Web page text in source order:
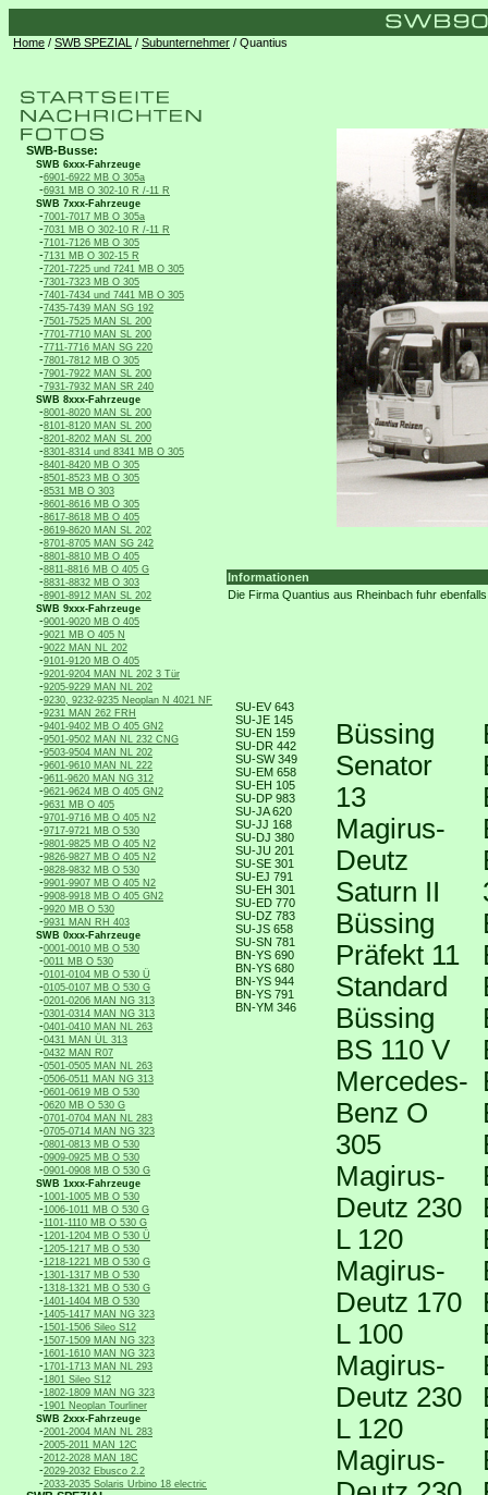
Home / SWB SPEZIAL / Subunternehmer / Quantius
SWB-Busse:
SWB 6xxx-Fahrzeuge
-6901-6922 MB O 305a
-6931 MB O 302-10 R /-11 R
SWB 7xxx-Fahrzeuge
-7001-7017 MB O 305a
-7031 MB O 302-10 R /-11 R
-7101-7126 MB O 305
-7131 MB O 302-15 R
-7201-7225 und 7241 MB O 305
-7301-7323 MB O 305
-7401-7434 und 7441 MB O 305
-7435-7439 MAN SG 192
-7501-7525 MAN SL 200
-7701-7710 MAN SL 200
-7711-7716 MAN SG 220
-7801-7812 MB O 305
-7901-7922 MAN SL 200
-7931-7932 MAN SR 240
SWB 8xxx-Fahrzeuge
-8001-8020 MAN SL 200
-8101-8120 MAN SL 200
-8201-8202 MAN SL 200
-8301-8314 und 8341 MB O 305
-8401-8420 MB O 305
-8501-8523 MB O 305
-8531 MB O 303
-8601-8616 MB O 305
-8617-8618 MB O 405
-8619-8620 MAN SL 202
-8701-8705 MAN SG 242
-8801-8810 MB O 405
-8811-8816 MB O 405 G
-8831-8832 MB O 303
-8901-8912 MAN SL 202
SWB 9xxx-Fahrzeuge
-9001-9020 MB O 405
-9021 MB O 405 N
-9022 MAN NL 202
-9101-9120 MB O 405
-9201-9204 MAN NL 202 3 Tür
-9205-9229 MAN NL 202
-9230, 9232-9235 Neoplan N 4021 NF
-9231 MAN 262 FRH
-9401-9402 MB O 405 GN2
-9501-9502 MAN NL 232 CNG
-9503-9504 MAN NL 202
-9601-9610 MAN NL 222
-9611-9620 MAN NG 312
-9621-9624 MB O 405 GN2
-9631 MB O 405
-9701-9716 MB O 405 N2
-9717-9721 MB O 530
-9801-9825 MB O 405 N2
-9826-9827 MB O 405 N2
-9828-9832 MB O 530
-9901-9907 MB O 405 N2
-9908-9918 MB O 405 GN2
-9920 MB O 530
-9931 MAN RH 403
SWB 0xxx-Fahrzeuge
-0001-0010 MB O 530
-0011 MB O 530
-0101-0104 MB O 530 Ü
-0105-0107 MB O 530 G
-0201-0206 MAN NG 313
-0301-0314 MAN NG 313
-0401-0410 MAN NL 263
-0431 MAN ÜL 313
-0432 MAN R07
-0501-0505 MAN NL 263
-0506-0511 MAN NG 313
-0601-0619 MB O 530
-0620 MB O 530 G
-0701-0704 MAN NL 283
-0705-0714 MAN NG 323
-0801-0813 MB O 530
-0909-0925 MB O 530
-0901-0908 MB O 530 G
SWB 1xxx-Fahrzeuge
-1001-1005 MB O 530
-1006-1011 MB O 530 G
-1101-1110 MB O 530 G
-1201-1204 MB O 530 Ü
-1205-1217 MB O 530
-1218-1221 MB O 530 G
-1301-1317 MB O 530
-1318-1321 MB O 530 G
-1401-1404 MB O 530
-1405-1417 MAN NG 323
-1501-1506 Sileo S12
-1507-1509 MAN NG 323
-1601-1610 MAN NG 323
-1701-1713 MAN NL 293
-1801 Sileo S12
-1802-1809 MAN NG 323
-1901 Neoplan Tourliner
SWB 2xxx-Fahrzeuge
-2001-2004 MAN NL 283
-2005-2011 MAN 12C
-2012-2028 MAN 18C
-2029-2032 Ebusco 2.2
-2033-2035 Solaris Urbino 18 electric
Informationen
Die Firma Quantius aus Rheinbach fuhr
SU-EV 643
SU-JE 145
SU-EN 159
SU-DR 442
SU-SW 349
SU-EM 658
SU-EH 105
SU-DP 983
SU-JA 620
SU-JJ 168
SU-DJ 380
SU-JU 201
SU-SE 301
SU-EJ 791
SU-EH 301
SU-ED 770
SU-DZ 783
SU-JS 658
SU-SN 781
BN-YS 690
BN-YS 680
BN-YS 944
BN-YS 791
BN-YM 346
Büssing
Senator
13
Magirus-
Deutz
Saturn II
Büssing
Präfekt 11
Standard
Büssing
BS 110 V
Mercedes-
Benz O
305
Magirus-
Deutz 230
L 120
Magirus-
Deutz 170
L 100
Magirus-
Deutz 230
L 120
Magirus-